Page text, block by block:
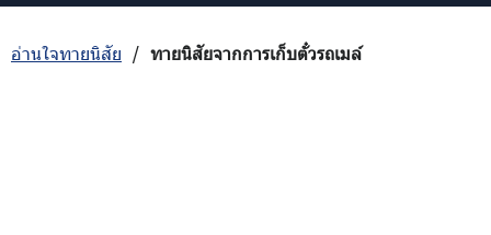
อ่านใจทายนิสัย / ทายนิสัยจากการเก็บตั๋วรถเมล์